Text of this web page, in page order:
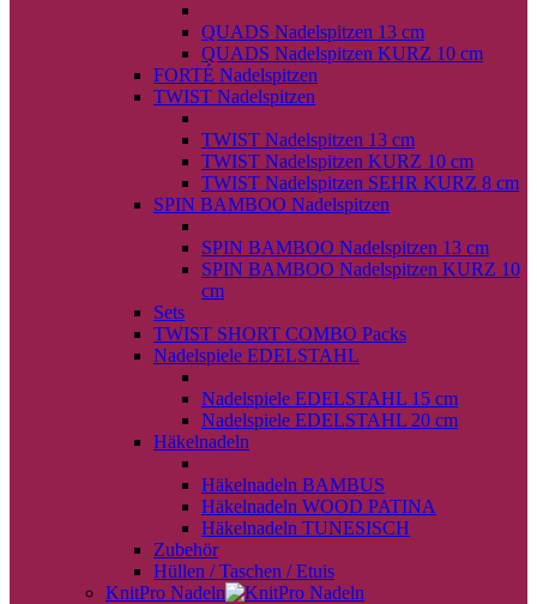
QUADS Nadelspitzen 13 cm
QUADS Nadelspitzen KURZ 10 cm
FORTÉ Nadelspitzen
TWIST Nadelspitzen
TWIST Nadelspitzen 13 cm
TWIST Nadelspitzen KURZ 10 cm
TWIST Nadelspitzen SEHR KURZ 8 cm
SPIN BAMBOO Nadelspitzen
SPIN BAMBOO Nadelspitzen 13 cm
SPIN BAMBOO Nadelspitzen KURZ 10
cm
Sets
TWIST SHORT COMBO Packs
Nadelspiele EDELSTAHL
Nadelspiele EDELSTAHL 15 cm
Nadelspiele EDELSTAHL 20 cm
Häkelnadeln
Häkelnadeln BAMBUS
Häkelnadeln WOOD PATINA
Häkelnadeln TUNESISCH
Zubehör
Hüllen / Taschen / Etuis
KnitPro Nadeln